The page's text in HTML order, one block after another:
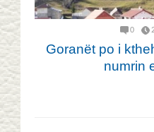
0
Goranët po i
numrin